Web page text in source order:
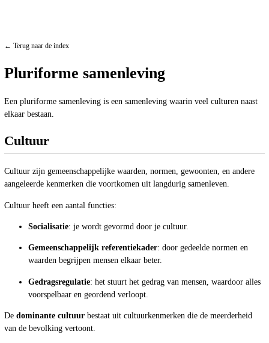
← Terug naar de index
Pluriforme samenleving
Een pluriforme samenleving is een samenleving waarin veel culturen naast
elkaar bestaan.
Cultuur
Cultuur zijn gemeenschappelijke waarden, normen, gewoonten, en andere
aangeleerde kenmerken die voortkomen uit langdurig samenleven.
Cultuur heeft een aantal functies:
Socialisatie: je wordt gevormd door je cultuur.
Gemeenschappelijk referentiekader: door gedeelde normen en
waarden begrijpen mensen elkaar beter.
Gedragsregulatie: het stuurt het gedrag van mensen, waardoor alles
voorspelbaar en geordend verloopt.
De dominante cultuur bestaat uit cultuurkenmerken die de meerderheid
van de bevolking vertoont.